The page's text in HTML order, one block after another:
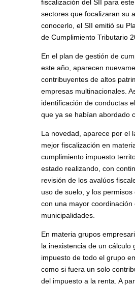
fiscalización del SII para
sectores que focalizaran su
conocerlo, el SII emitió su
de Cumplimiento Tributario
En el plan de gestión de
este año, aparecen
contribuyentes de altos
empresas multinacionales.
identificación de conductas
que ya se habían abordado
La novedad, aparece por el
mejor fiscalización en
cumplimiento impuesto
estado realizando, con
revisión de los avalúos
uso de suelo, y los permisos
con una mayor coordinación
municipalidades.
En materia grupos
la inexistencia de un cálculo
impuesto de todo el grupo
como si fuera un solo
del impuesto a la renta. A